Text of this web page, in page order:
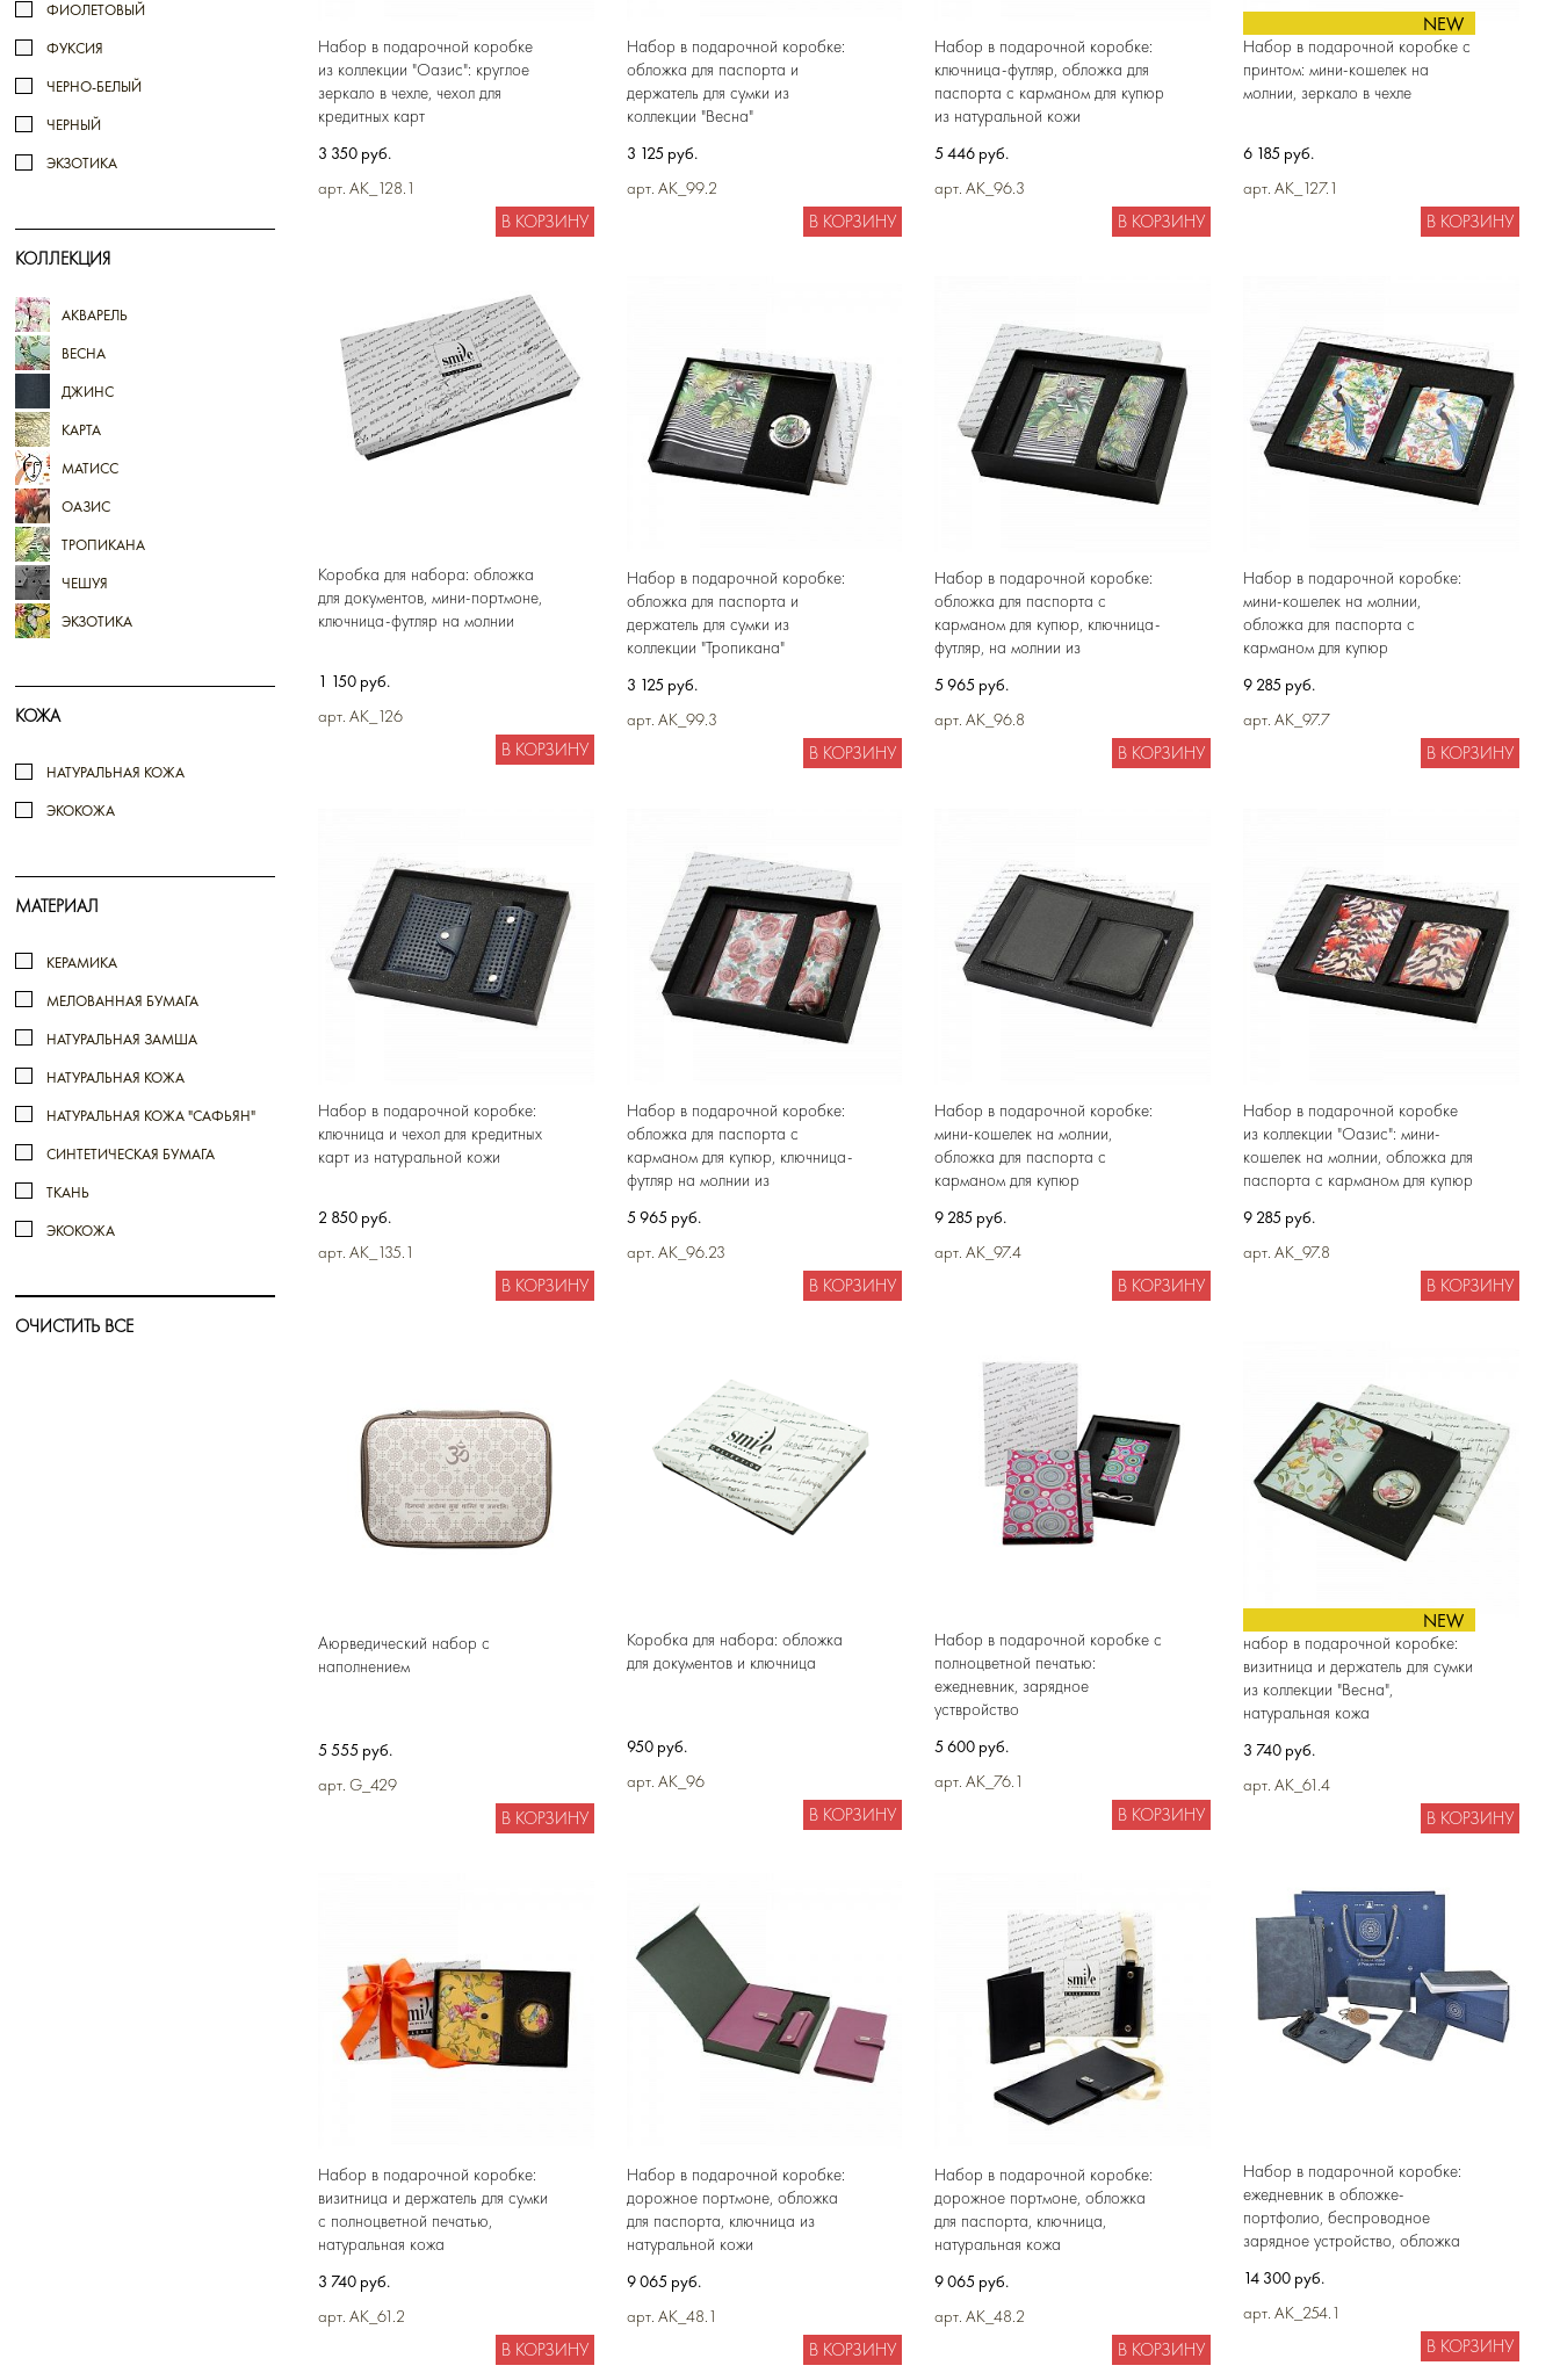
ФИОЛЕТОВЫЙ
ФУКСИЯ
ЧЕРНО-БЕЛЫЙ
ЧЕРНЫЙ
ЭКЗОТИКА
КОЛЛЕКЦИЯ
АКВАРЕЛЬ
ВЕСНА
ДЖИНС
КАРТА
МАТИСС
ОАЗИС
ТРОПИКАНА
ЧЕШУЯ
ЭКЗОТИКА
КОЖА
НАТУРАЛЬНАЯ КОЖА
ЭКОКОЖА
МАТЕРИАЛ
КЕРАМИКА
МЕЛОВАННАЯ БУМАГА
НАТУРАЛЬНАЯ ЗАМША
НАТУРАЛЬНАЯ КОЖА
НАТУРАЛЬНАЯ КОЖА "САФЬЯН"
СИНТЕТИЧЕСКАЯ БУМАГА
ТКАНЬ
ЭКОКОЖА
ОЧИСТИТЬ ВСЕ
Набор в подарочной коробке
из коллекции "Оазис": круглое
зеркало в чехле, чехол для
кредитных карт
3 350 руб.
арт. AK_128.1
В КОРЗИНУ
Набор в подарочной коробке:
обложка для паспорта и
держатель для сумки из
коллекции "Весна"
3 125 руб.
арт. AK_99.2
В КОРЗИНУ
Набор в подарочной коробке:
ключница-футляр, обложка для
паспорта с карманом для купюр
из натуральной кожи
5 446 руб.
арт. AK_96.3
В КОРЗИНУ
NEW
Набор в подарочной коробке с
принтом: мини-кошелек на
молнии, зеркало в чехле
6 185 руб.
арт. AK_127.1
В КОРЗИНУ
Коробка для набора: обложка
для документов, мини-портмоне,
ключница-футляр на молнии
1 150 руб.
арт. AK_126
В КОРЗИНУ
Набор в подарочной коробке:
обложка для паспорта и
держатель для сумки из
коллекции "Тропикана"
3 125 руб.
арт. AK_99.3
В КОРЗИНУ
Набор в подарочной коробке:
обложка для паспорта с
карманом для купюр, ключница-
футляр, на молнии из
5 965 руб.
арт. AK_96.8
В КОРЗИНУ
Набор в подарочной коробке:
мини-кошелек на молнии,
обложка для паспорта с
карманом для купюр
9 285 руб.
арт. AK_97.7
В КОРЗИНУ
Набор в подарочной коробке:
ключница и чехол для кредитных
карт из натуральной кожи
2 850 руб.
арт. AK_135.1
В КОРЗИНУ
Набор в подарочной коробке:
обложка для паспорта с
карманом для купюр, ключница-
футляр на молнии из
5 965 руб.
арт. AK_96.23
В КОРЗИНУ
Набор в подарочной коробке:
мини-кошелек на молнии,
обложка для паспорта с
карманом для купюр
9 285 руб.
арт. AK_97.4
В КОРЗИНУ
Набор в подарочной коробке
из коллекции "Оазис": мини-
кошелек на молнии, обложка для
паспорта с карманом для купюр
9 285 руб.
арт. AK_97.8
В КОРЗИНУ
Аюрведический набор с
наполнением
5 555 руб.
арт. G_429
В КОРЗИНУ
Коробка для набора: обложка
для документов и ключница
950 руб.
арт. AK_96
В КОРЗИНУ
Набор в подарочной коробке с
полноцветной печатью:
ежедневник, зарядное
уствройство
5 600 руб.
арт. AK_76.1
В КОРЗИНУ
NEW
набор в подарочной коробке:
визитница и держатель для сумки
из коллекции "Весна",
натуральная кожа
3 740 руб.
арт. AK_61.4
В КОРЗИНУ
Набор в подарочной коробке:
визитница и держатель для сумки
с полноцветной печатью,
натуральная кожа
3 740 руб.
арт. AK_61.2
В КОРЗИНУ
Набор в подарочной коробке:
дорожное портмоне, обложка
для паспорта, ключница из
натуральной кожи
9 065 руб.
арт. AK_48.1
В КОРЗИНУ
Набор в подарочной коробке:
дорожное портмоне, обложка
для паспорта, ключница,
натуральная кожа
9 065 руб.
арт. AK_48.2
В КОРЗИНУ
Набор в подарочной коробке:
ежедневник в обложке-
портфолио, беспроводное
зарядное устройство, обложка
шкатулка, блокно, масло ГХИ и
мёд
14 300 руб.
арт. AK_254.1
В КОРЗИНУ